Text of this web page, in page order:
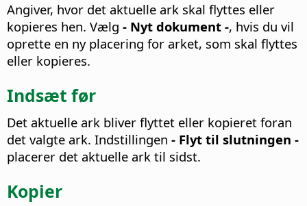
Angiver, hvor det aktuelle ark skal flyttes eller
kopieres hen. Vælg - Nyt dokument -, hvis du vil
oprette en ny placering for arket, som skal flyttes
eller kopieres.
Indsæt før
Det aktuelle ark bliver flyttet eller kopieret foran
det valgte ark. Indstillingen - Flyt til slutningen -
placerer det aktuelle ark til sidst.
Kopier